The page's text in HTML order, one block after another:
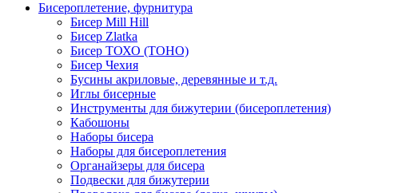
Бисероплетение, фурнитура
Бисер Mill Hill
Бисер Zlatka
Бисер ТОХО (TOHO)
Бисер Чехия
Бусины акриловые, деревянные и т.д.
Иглы бисерные
Инструменты для бижутерии (бисероплетения)
Кабошоны
Наборы бисера
Наборы для бисероплетения
Органайзеры для бисера
Подвески для бижутерии